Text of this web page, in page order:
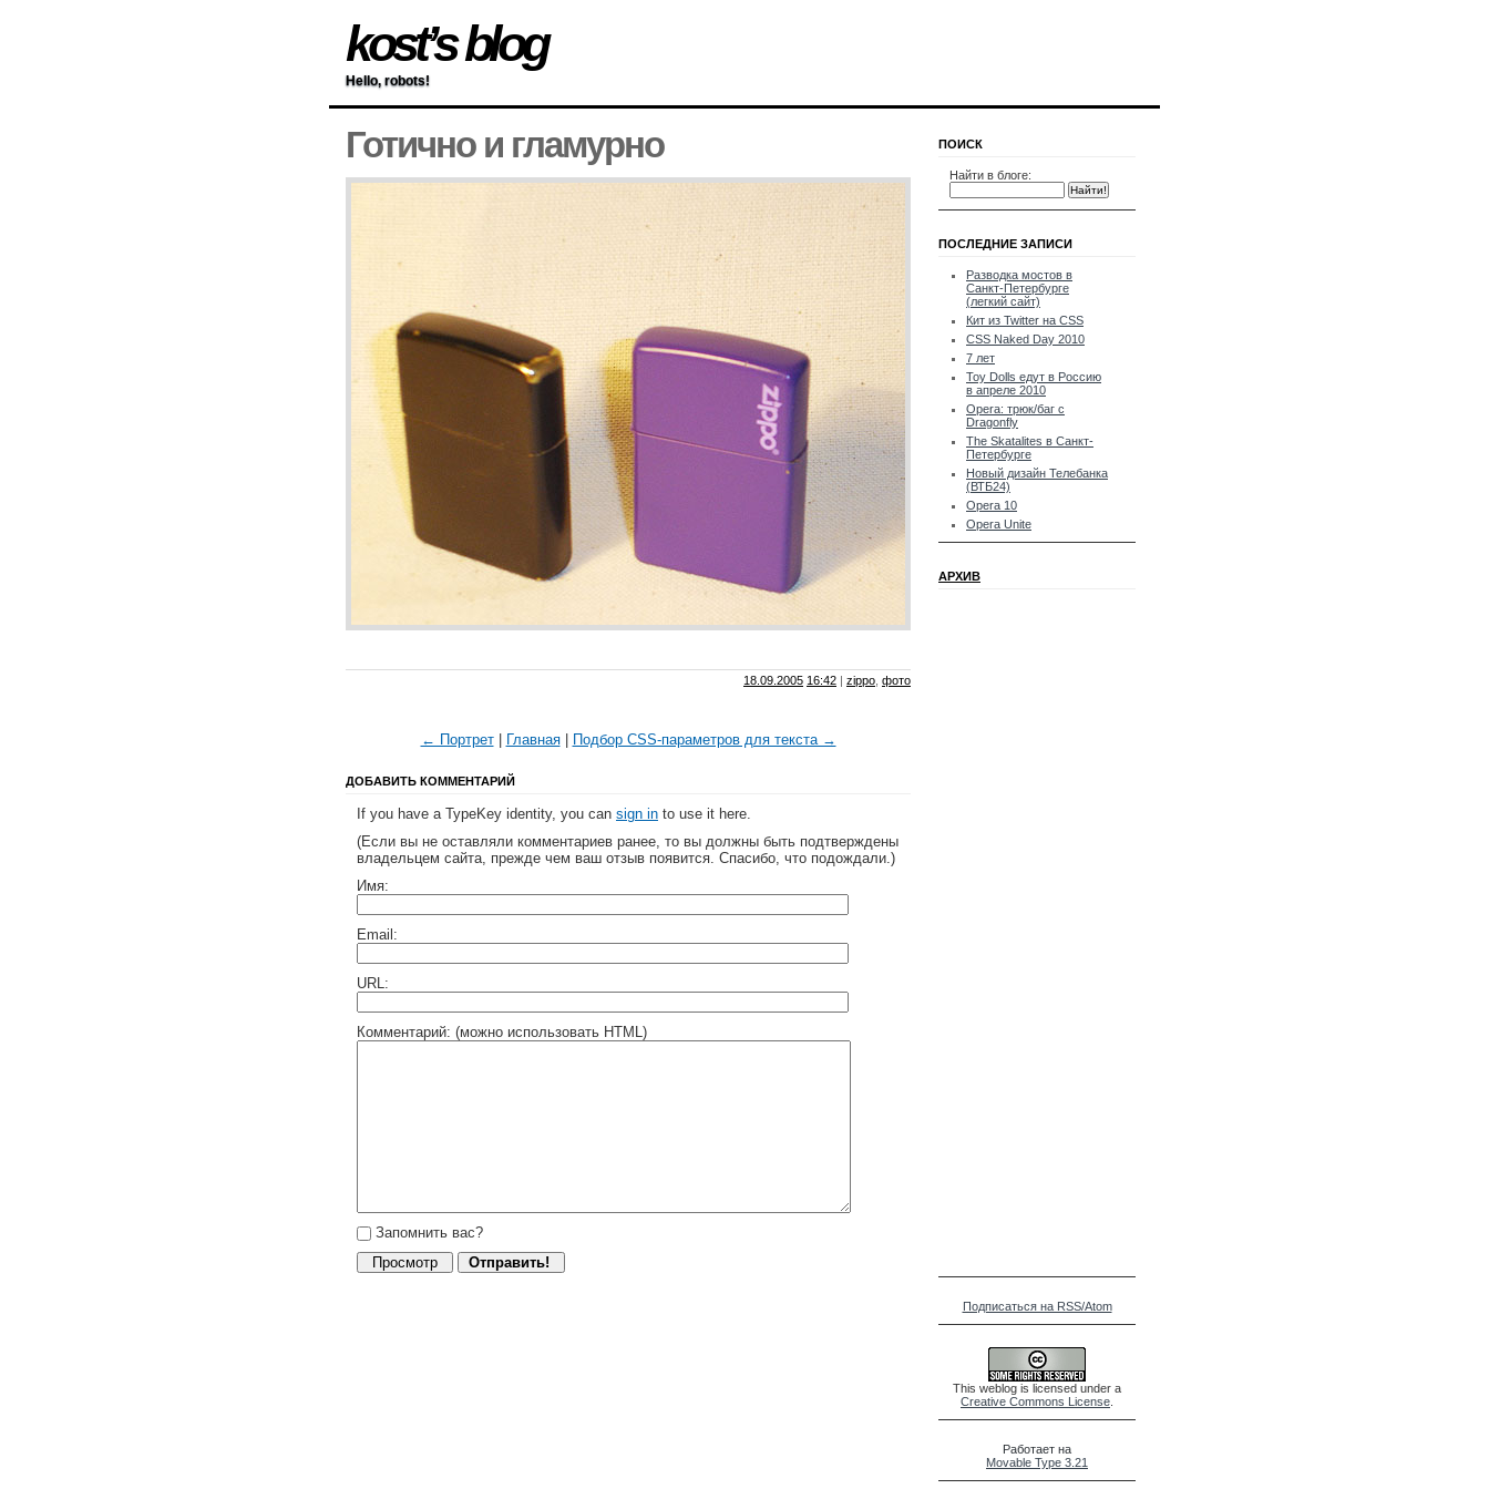
kost’s blog
Hello, robots!
Готично и гламурно
18.09.2005 16:42 | zippo фото
← Портрет| Главная| Подбор CSS-параметров для текста →
ДОБАВИТЬ КОММЕНТАРИЙ
If you have a TypeKey identity, you can sign in to use it here.
(Если вы не оставляли комментариев ранее, то вы должны быть подтверждены
владельцем сайта, прежде чем ваш отзыв появится. Спасибо, что подождали.)
Имя:
Email:
URL:
Комментарий: (можно использовать HTML)
Запомнить вас?
ПОИСК
Найти в блоге:
ПОСЛЕДНИЕ ЗАПИСИ
Разводка мостов в
Санкт-Петербурге
(легкий сайт)
Кит из Twitter на CSS
CSS Naked Day 2010
7 лет
Toy Dolls едут в Россию
в апреле 2010
Opera: трюк/баг с
Dragonfly
The Skatalites в Санкт-
Петербурге
Новый дизайн Телебанка
(ВТБ24)
Opera 10
Opera Unite
АРХИВ
Подписаться на RSS/Atom
This weblog is licensed under a
Creative Commons License
Работает на
Movable Type 3.21